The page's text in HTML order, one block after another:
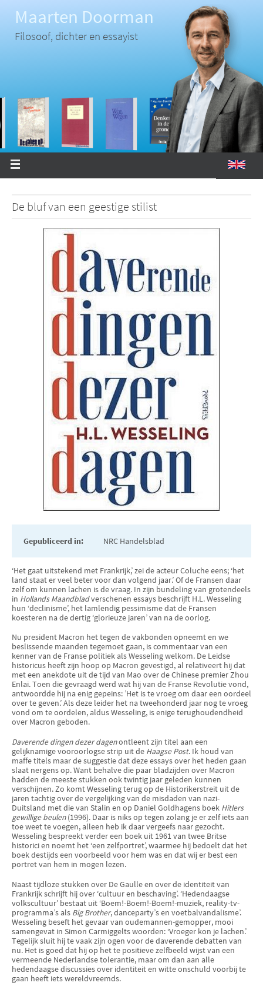
inhoud
Maarten Doorman
Filosoof, dichter en essayist
De bluf van een geestige stilist
Gepubliceerd in: NRC Handelsblad
‘Het gaat uitstekend met Frankrijk,’ zei de acteur Coluche eens; ‘het
land staat er veel beter voor dan volgend jaar.’ Of de Fransen daar
zelf om kunnen lachen is de vraag. In zijn bundeling van grotendeels
in Hollands Maandbladverschenen essays beschrijft H.L. Wesseling
hun ‘declinisme’, het lamlendig pessimisme dat de Fransen
koesteren na de dertig ‘glorieuze jaren’ van na de oorlog.
Nu president Macron het tegen de vakbonden opneemt en we
beslissende maanden tegemoet gaan, is commentaar van een
kenner van de Franse politiek als Wesseling welkom. De Leidse
historicus heeft zijn hoop op Macron gevestigd, al relativeert hij dat
met een anekdote uit de tijd van Mao over de Chinese premier Zhou
Enlai. Toen die gevraagd werd wat hij van de Franse Revolutie vond,
antwoordde hij na enig gepeins: ’Het is te vroeg om daar een oordeel
over te geven.’ Als deze leider het na tweehonderd jaar nog te vroeg
vond om te oordelen, aldus Wesseling, is enige terughoudendheid
over Macron geboden.
Daverende dingen dezer dagenontleent zijn titel aan een
gelijknamige vooroorlogse strip uit de Haagse Post. Ik houd van
maffe titels maar de suggestie dat deze essays over het heden gaan
slaat nergens op. Want behalve die paar bladzijden over Macron
hadden de meeste stukken ook twintig jaar geleden kunnen
verschijnen. Zo komt Wesseling terug op de Historikerstreit uit de
jaren tachtig over de vergelijking van de misdaden van nazi-
Duitsland met die van Stalin en op Daniel Goldhagens boek Hitlers
gewillige beulen(1996). Daar is niks op tegen zolang je er zelf iets aan
toe weet te voegen, alleen heb ik daar vergeefs naar gezocht.
Wesseling bespreekt verder een boek uit 1961 van twee Britse
historici en noemt het ‘een zelfportret’, waarmee hij bedoelt dat het
boek destijds een voorbeeld voor hem was en dat wij er best een
portret van hem in mogen lezen.
Naast tijdloze stukken over De Gaulle en over de identiteit van
Frankrijk schrijft hij over ‘cultuur en beschaving’. ‘Hedendaagse
volkscultuur’ bestaat uit ‘Boem!-Boem!-Boem!-muziek, reality-tv-
programma’s als Big Brother, danceparty’s en voetbalvandalisme’.
Wesseling beseft het gevaar van oudemannen-gemopper, mooi
samengevat in Simon Carmiggelts woorden: ‘Vroeger kon je lachen.’
Tegelijk sluit hij te vaak zijn ogen voor de daverende debatten van
nu. Het is goed dat hij op het te positieve zelfbeeld wijst van een
vermeende Nederlandse tolerantie, maar om dan aan alle
hedendaagse discussies over identiteit en witte onschuld voorbij te
gaan heeft iets wereldvreemds.